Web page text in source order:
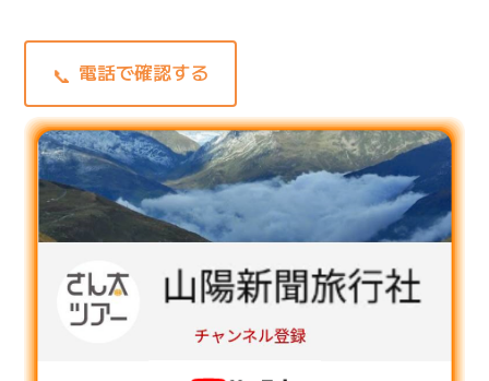
📞 電話で確認する